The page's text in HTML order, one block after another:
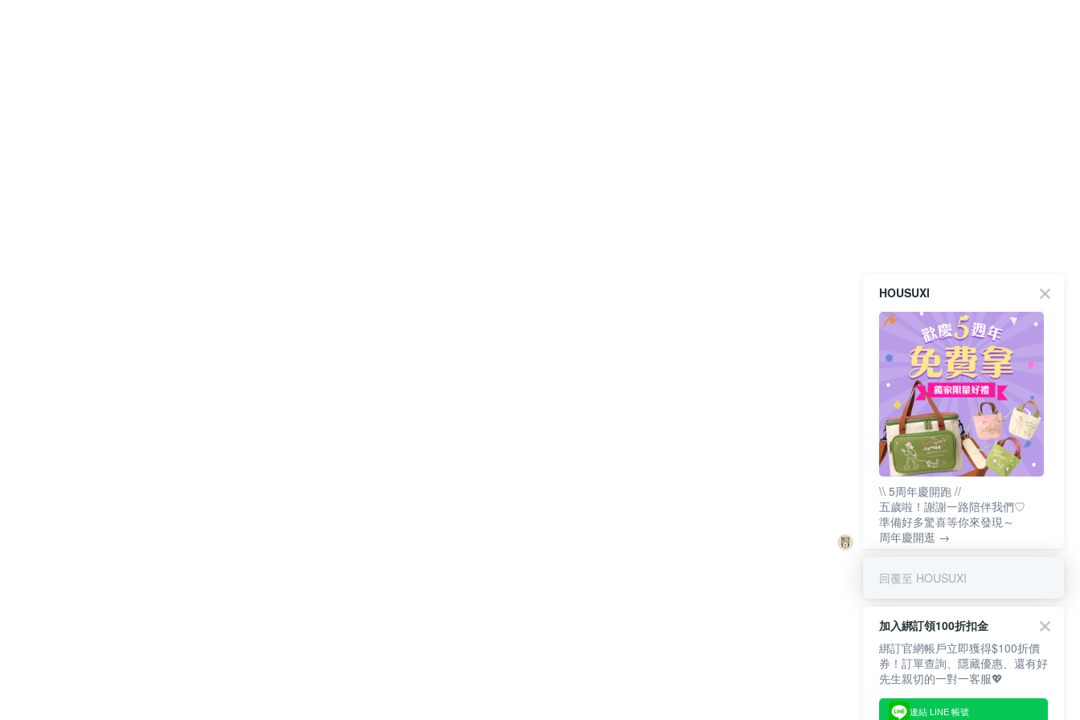
HOUSUXI
\\ 5周年慶開跑 //
五歲啦！謝謝一路陪伴我們♡
準備好多驚喜等你來發現～
周年慶開逛 →
回覆至 HOUSUXI
加入綁訂領100折扣金
綁訂官網帳戶立即獲得$100折價
券！訂單查詢、隱藏優惠、還有好
先生親切的一對一客服💖
連結 LINE 帳號